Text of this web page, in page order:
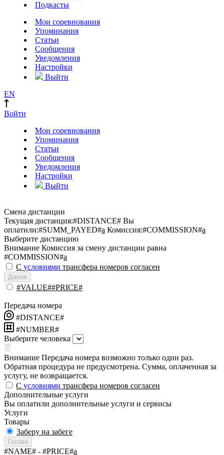
Подкасты
Мои соревнования
Упоминания
Статьи
Сообщения
Уведомления
Настройки
Выйти
EN
Войти
Мои соревнования
Упоминания
Статьи
Сообщения
Уведомления
Настройки
Выйти
Смена дистанции
Текущая дистанция:#DISTANCE# Вы
оплатили:#SUMM_PAYED#a Комиссия:#COMMISSION#a
Выберите дистанцию
Внимание Комиссия за смену дистанции равна
#COMMISSION#a
С условиями трансфера номеров согласен
Далее
#VALUE##PRICE#
Передача номера
#DISTANCE#
#NUMBER#
Выберите человека
Внимание Передача номера возможно только один раз.
Обратная процедура не предусмотрена. Сумма, оплаченная за
услугу, не возвращается.
С условиями трансфера номеров согласен
Дополнительные услуги
Вы оплатили дополнительные услуги и сервисы
Услуги
Товары
Заберу на забеге
Готово
#NAME# - #PRICE#a